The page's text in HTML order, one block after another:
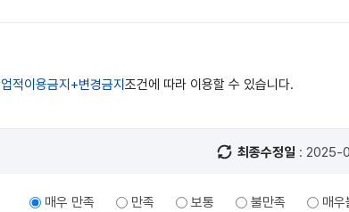
적이용금지+변경금지 조건에 따라 이용할 수 있습니다.
최종수정일 : 2025-
매우 만족 만족 보통 불만족 매우